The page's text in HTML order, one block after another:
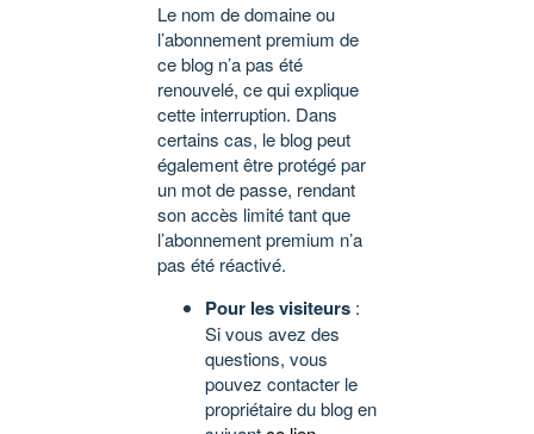
Le nom de domaine ou
l’abonnement premium de
ce blog n’a pas été
renouvelé, ce qui explique
cette interruption. Dans
certains cas, le blog peut
également être protégé par
un mot de passe, rendant
son accès limité tant que
l’abonnement premium n’a
pas été réactivé.
Pour les visiteurs :
Si vous avez des
questions, vous
pouvez contacter le
propriétaire du blog en